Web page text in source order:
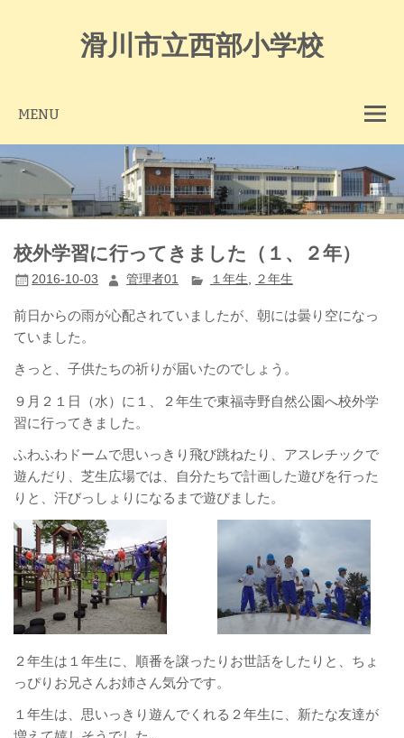
滑川市立西部小学校
MENU
校外学習に行ってきました（１、２年）
2016-10-03 管理者01 １年生, ２年生
前日からの雨が心配されていましたが、朝には曇り空になっ
ていました。
きっと、子供たちの祈りが届いたのでしょう。
９月２１日（水）に１、２年生で東福寺野自然公園へ校外学
習に行ってきました。
ふわふわドームで思いっきり飛び跳ねたり、アスレチックで
遊んだり、芝生広場では、自分たちで計画した遊びを行った
りと、汗びっしょりになるまで遊びました。
２年生は１年生に、順番を譲ったりお世話をしたりと、ちょ
っぴりお兄さんお姉さん気分です。
１年生は、思いっきり遊んでくれる２年生に、新たな友達が